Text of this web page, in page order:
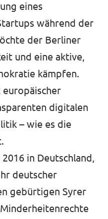
eines
während der
der Berliner
und eine aktive,
kämpfen.
digitalen
– wie es die
in Deutschland,
deutscher
gebürtigen Syrer